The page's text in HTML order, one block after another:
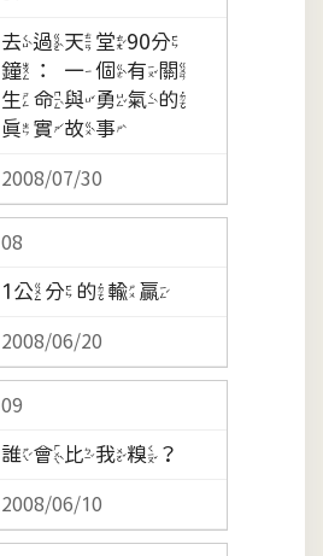
去過天堂90分
鐘：一個有關
生命與勇氣的
真實故事
2008/07/30
08
1公分的輸贏
2008/06/20
09
誰會比我糗？
2008/06/10